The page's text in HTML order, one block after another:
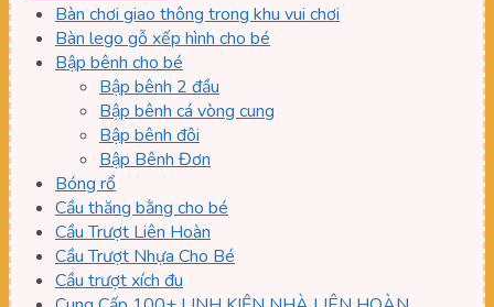
Bàn chơi giao thông trong khu vui chơi
Bàn lego gỗ xếp hình cho bé
Bập bênh cho bé
Bập bênh 2 đầu
Bập bênh cá vòng cung
Bập bênh đôi
Bập Bênh Đơn
Bóng rổ
Cầu thăng bằng cho bé
Cầu Trượt Liên Hoàn
Cầu Trượt Nhựa Cho Bé
Cầu trượt xích đu